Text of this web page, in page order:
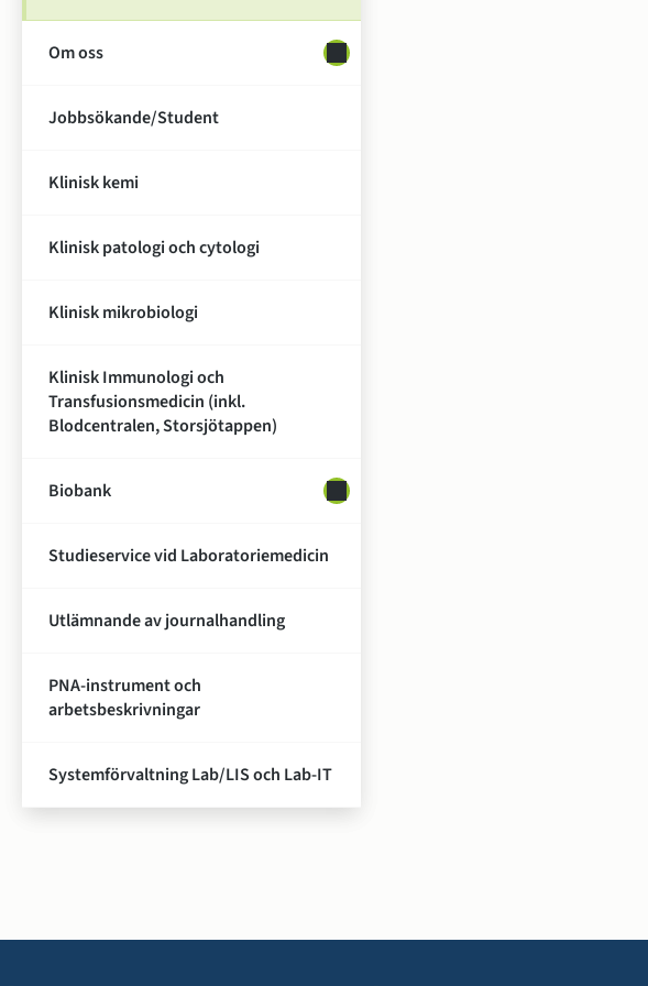
Om oss Undersidor för Om oss
Jobbsökande/Student
Klinisk kemi
Klinisk patologi och cytologi
Klinisk mikrobiologi
Klinisk Immunologi och
Transfusionsmedicin (inkl.
Blodcentralen, Storsjötappen)
Biobank Undersidor för Biobank
Studieservice vid Laboratoriemedicin
Utlämnande av journalhandling
PNA-instrument och
arbetsbeskrivningar
Systemförvaltning Lab/LIS och Lab-IT
Sidfot